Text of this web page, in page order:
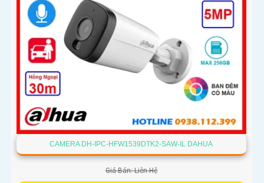
CAMERA DH-IPC-HFW1539DTK2-SAW-IL DAHUA
Giá Bán: Liên Hệ